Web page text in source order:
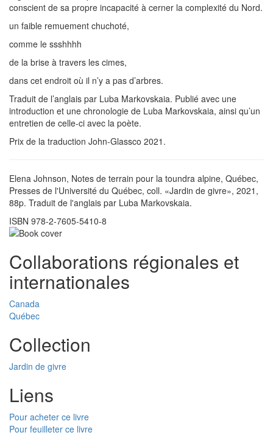
conscient de sa propre incapacité à cerner la complexité du Nord.
un faible remuement chuchoté,
comme le ssshhhh
de la brise à travers les cimes,
dans cet endroit où il n’y a pas d’arbres.
Traduit de l’anglais par Luba Markovskaia. Publié avec une
introduction et une chronologie de Luba Markovskaia, ainsi qu’un
entretien de celle-ci avec la poète.
Prix de la traduction John-Glassco 2021.
Elena Johnson, Notes de terrain pour la toundra alpine, Québec,
Presses de l'Université du Québec, coll. «Jardin de givre», 2021,
88p. Traduit de l'anglais par Luba Markovskaia.
ISBN 978-2-7605-5410-8
Collaborations régionales et
internationales
Canada
Québec
Collection
Jardin de givre
Liens
Pour acheter ce livre
Pour feuilleter ce livre